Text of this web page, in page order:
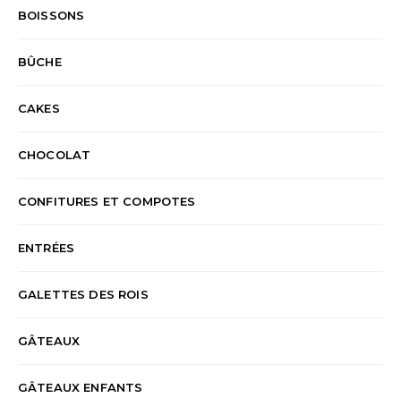
BOISSONS
BÛCHE
CAKES
CHOCOLAT
CONFITURES ET COMPOTES
ENTRÉES
GALETTES DES ROIS
GÂTEAUX
GÂTEAUX ENFANTS